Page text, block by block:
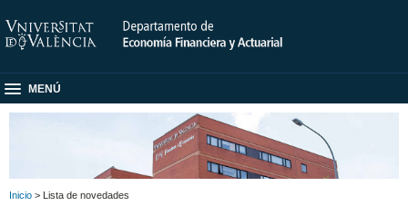
MENÚ
Inicio > Lista de novedades